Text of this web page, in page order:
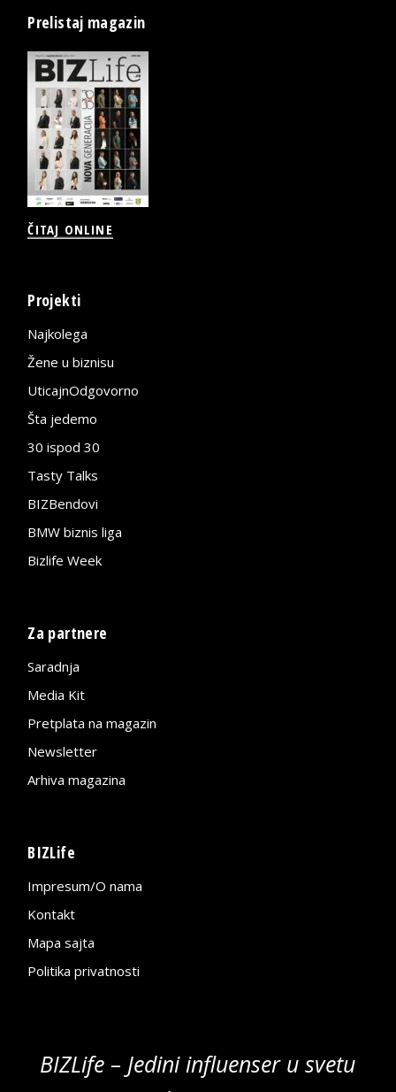
Prelistaj magazin
ČITAJ ONLINE
Projekti
Najkolega
Žene u biznisu
UticajnOdgovorno
Šta jedemo
30 ispod 30
Tasty Talks
BIZBendovi
BMW biznis liga
Bizlife Week
Za partnere
Saradnja
Media Kit
Pretplata na magazin
Newsletter
Arhiva magazina
BIZLife
Impresum/O nama
Kontakt
Mapa sajta
Politika privatnosti
BIZLife – Jedini influenser u svetu